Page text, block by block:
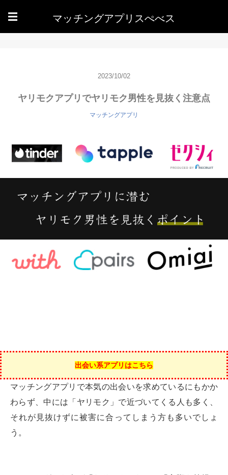
☰ マッチングアプリスぺべス
2023/10/02
ヤリモクアプリでヤリモク男性を見抜く注意点
マッチングアプリ
出会い系アプリはこちら
マッチングアプリで本気の出会いを求めているにもかか
わらず、中には「ヤリモク」で近づいてくる人も多く、
それが見抜けずに被害に合ってしまう方も多いでしょ
う。